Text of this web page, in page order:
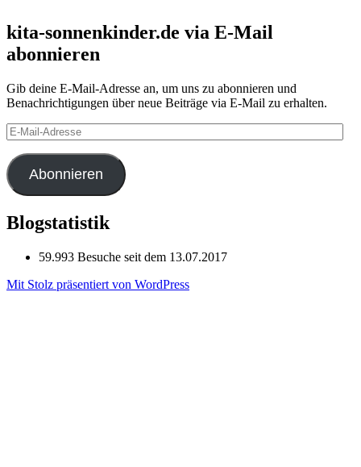
kita-sonnenkinder.de via E-Mail
abonnieren
Gib deine E-Mail-Adresse an, um uns zu abonnieren und
Benachrichtigungen über neue Beiträge via E-Mail zu erhalten.
E-
Mail-
Adresse
Abonnieren
Blogstatistik
59.993 Besuche seit dem 13.07.2017
Mit Stolz präsentiert von WordPress